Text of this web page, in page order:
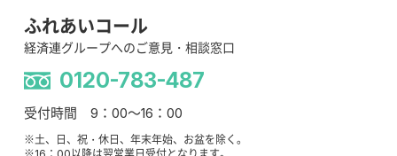
ふれあいコール
経済連グループへのご意見・相談窓口
0120-783-487
受付時間 9：00～16：00
※土、日、祝・休日、年末年始、お盆を除く。